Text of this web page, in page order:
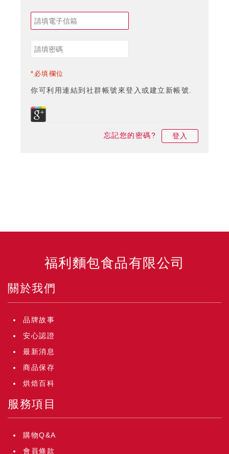
*必填欄位
你可利用連結到社群帳號來登入或建立新帳號.
忘記您的密碼? 登入
福利麵包食品有限公司
關於我們
品牌故事
安心認證
最新消息
商品保存
烘焙百科
服務項目
購物Q&A
會員條款